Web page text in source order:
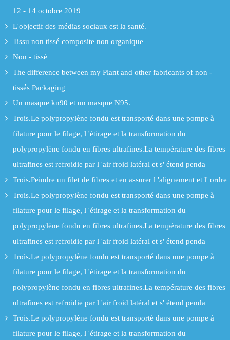
12 - 14 octobre 2019
L'objectif des médias sociaux est la santé.
Tissu non tissé composite non organique
Non - tissé
The difference between my Plant and other fabricants of non -
tissés Packaging
Un masque kn90 et un masque N95.
Trois.Le polypropylène fondu est transporté dans une pompe à
filature pour le filage, l 'étirage et la transformation du
polypropylène fondu en fibres ultrafines.La température des fibres
ultrafines est refroidie par l 'air froid latéral et s' étend penda
Trois.Peindre un filet de fibres et en assurer l 'alignement et l' ordre
Trois.Le polypropylène fondu est transporté dans une pompe à
filature pour le filage, l 'étirage et la transformation du
polypropylène fondu en fibres ultrafines.La température des fibres
ultrafines est refroidie par l 'air froid latéral et s' étend penda
Trois.Le polypropylène fondu est transporté dans une pompe à
filature pour le filage, l 'étirage et la transformation du
polypropylène fondu en fibres ultrafines.La température des fibres
ultrafines est refroidie par l 'air froid latéral et s' étend penda
Trois.Le polypropylène fondu est transporté dans une pompe à
filature pour le filage, l 'étirage et la transformation du